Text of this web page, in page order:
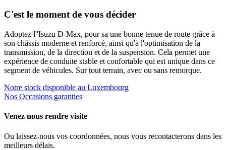
C'est le moment de vous décider
Adoptez l''Isuzu D-Max, pour sa une bonne tenue de route grâce à
son châssis moderne et renforcé, ainsi qu'à l'optimisation de la
transmission, de la direction et de la suspension. Cela permet une
expérience de conduite stable et confortable qui est unique dans ce
segment de véhicules. Sur tout terrain, avec ou sans remorque.
Notre stock disponible au Luxembourg
Nos Occasions garanties
Venez nous rendre visite
Ou laissez-nous vos coordonnées, nous vous recontacterons dans les
meilleurs délais.